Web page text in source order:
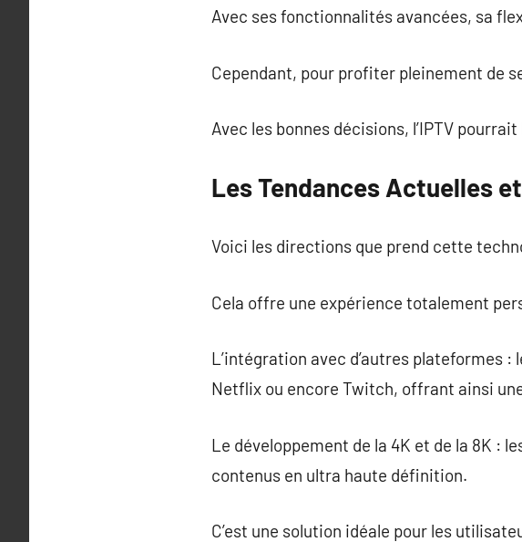
Avec ses fonctionnalités avancées, sa
Cependant, pour profiter pleinement de
Avec les bonnes décisions, l’IPTV
Les Tendances Actuelles
Voici les directions que prend cette
Cela offre une expérience totalement
L’intégration avec d’autres plateformes
Netflix ou encore Twitch, offrant ainsi
Le développement de la 4K et de la 8K :
contenus en ultra haute définition.
C’est une solution idéale pour les